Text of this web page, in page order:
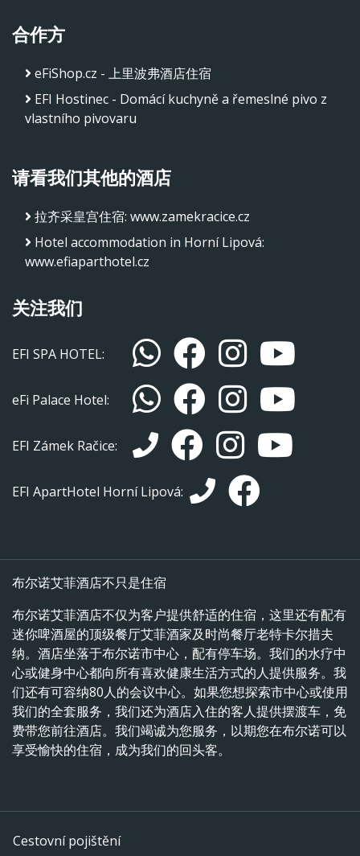
合作方
eFiShop.cz - 上里波弗酒店住宿
EFI Hostinec - Domácí kuchyně a řemeslné pivo z
vlastního pivovaru
请看我们其他的酒店
拉齐采皇宫住宿: www.zamekracice.cz
Hotel accommodation in Horní Lipová:
www.efiaparthotel.cz
关注我们
EFI SPA HOTEL:
eFi Palace Hotel:
EFI Zámek Račice:
EFI ApartHotel Horní Lipová:
布尔诺艾菲酒店不只是住宿
布尔诺艾菲酒店不仅为客户提供舒适的住宿，这里还有配有
迷你啤酒屋的顶级餐厅艾菲酒家及时尚餐厅老特卡尔措夫
纳。酒店坐落于布尔诺市中心，配有停车场。我们的水疗中
心或健身中心都向所有喜欢健康生活方式的人提供服务。我
们还有可容纳80人的会议中心。如果您想探索市中心或使用
我们的全套服务，我们还为酒店入住的客人提供摆渡车，免
费带您前往酒店。我们竭诚为您服务，以期您在布尔诺可以
享受愉快的住宿，成为我们的回头客。
Cestovní pojištění